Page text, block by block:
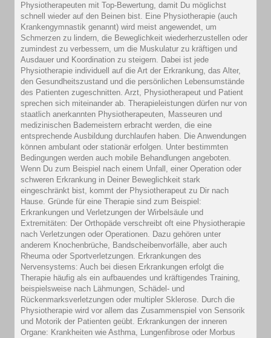
Physiotherapeuten mit Top-Bewertung, damit Du möglichst
schnell wieder auf den Beinen bist. Eine Physiotherapie (auch
Krankengymnastik genannt) wird meist angewendet, um
Schmerzen zu lindern, die Beweglichkeit wiederherzustellen oder
zumindest zu verbessern, um die Muskulatur zu kräftigen und
Ausdauer und Koordination zu steigern. Dabei ist jede
Physiotherapie individuell auf die Art der Erkrankung, das Alter,
den Gesundheitszustand und die persönlichen Lebensumstände
des Patienten zugeschnitten. Arzt, Physiotherapeut und Patient
sprechen sich miteinander ab. Therapieleistungen dürfen nur von
staatlich anerkannten Physiotherapeuten, Masseuren und
medizinischen Bademeistern erbracht werden, die eine
entsprechende Ausbildung durchlaufen haben. Die Anwendungen
können ambulant oder stationär erfolgen. Unter bestimmten
Bedingungen werden auch mobile Behandlungen angeboten.
Wenn Du zum Beispiel nach einem Unfall, einer Operation oder
schweren Erkrankung in Deiner Beweglichkeit stark
eingeschränkt bist, kommt der Physiotherapeut zu Dir nach
Hause. Gründe für eine Therapie sind zum Beispiel:
Erkrankungen und Verletzungen der Wirbelsäule und
Extremitäten: Der Orthopäde verschreibt oft eine Physiotherapie
nach Verletzungen oder Operationen. Dazu gehören unter
anderem Knochenbrüche, Bandscheibenvorfälle, aber auch
Rheuma oder Sportverletzungen. Erkrankungen des
Nervensystems: Auch bei diesen Erkrankungen erfolgt die
Therapie häufig als ein aufbauendes und kräftigendes Training,
beispielsweise nach Lähmungen, Schädel- und
Rückenmarksverletzungen oder multipler Sklerose. Durch die
Physiotherapie wird vor allem das Zusammenspiel von Sensorik
und Motorik der Patienten geübt. Erkrankungen der inneren
Organe: Krankheiten wie Asthma, Lungenfibrose oder Morbus